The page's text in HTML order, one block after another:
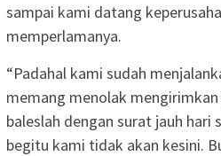
sampai kami datang
memperlamanya.
“Padahal kami sudah
memang menolak
baleslah dengan surat jauh hari
begitu kami tidak akan kesini.